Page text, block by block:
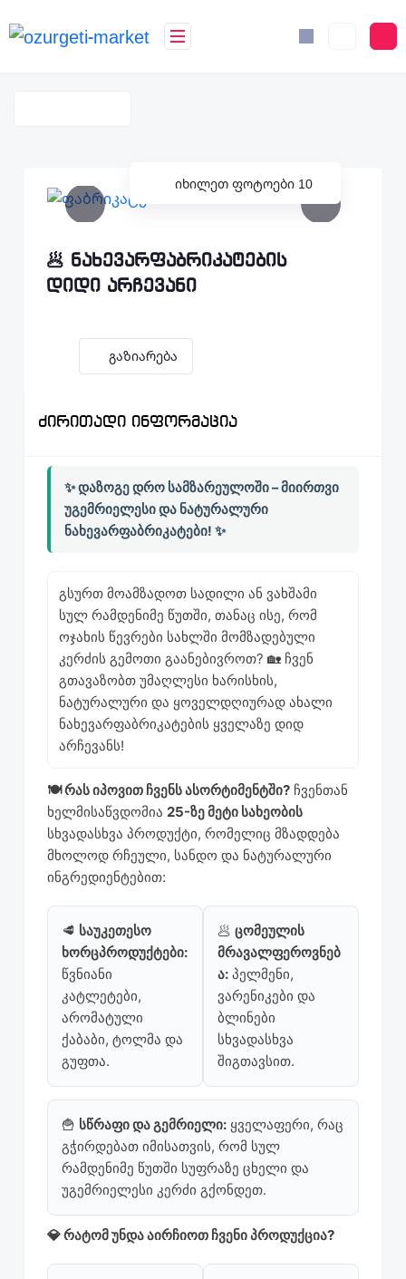
იხილეთ ფოტოები 10
🥟 ნახევარფაბრიკატების
დიდი არჩევანი
Გაზიარება
ძირითადი ინფორმაცია
✨ დაზოგე დრო სამზარეულოში – მიირთვი
უგემრიელესი და ნატურალური
ნახევარფაბრიკატები! ✨
გსურთ მოამზადოთ სადილი ან ვახშამი
სულ რამდენიმე წუთში, თანაც ისე, რომ
ოჯახის წევრები სახლში მომზადებული
კერძის გემოთი გაანებივროთ? 🏡 ჩვენ
გთავაზობთ უმაღლესი ხარისხის,
ნატურალური და ყოველდღიურად ახალი
ნახევარფაბრიკატების ყველაზე დიდ
არჩევანს!
🍽️ რას იპოვით ჩვენს ასორტიმენტში? ჩვენთან
ხელმისაწვდომია 25-ზე მეტი სახეობის
სხვადასხვა პროდუქტი, რომელიც მზადდება
მხოლოდ რჩეული, სანდო და ნატურალური
ინგრედიენტებით:
🥩 საუკეთესო
ხორცპროდუქტები:
წვნიანი
კატლეტები,
არომატული
ქაბაბი, ტოლმა და
გუფთა.
🥟 ცომეულის
მრავალფეროვნებ
ა: პელმენი,
ვარენიკები და
ბლინები
სხვადასხვა
შიგთავსით.
🍟 სწრაფი და გემრიელი: ყველაფერი, რაც
გჭირდებათ იმისათვის, რომ სულ
რამდენიმე წუთში სუფრაზე ცხელი და
უგემრიელესი კერძი გქონდეთ.
💎 რატომ უნდა აირჩიოთ ჩვენი პროდუქცია?